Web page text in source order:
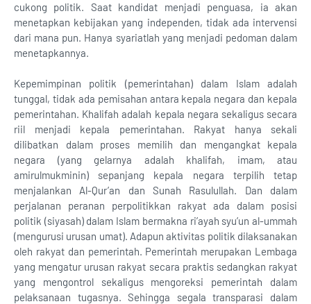
cukong politik. Saat kandidat menjadi penguasa, ia akan
menetapkan kebijakan yang independen, tidak ada intervensi
dari mana pun. Hanya syariatlah yang menjadi pedoman dalam
menetapkannya.
Kepemimpinan politik (pemerintahan) dalam Islam adalah
tunggal, tidak ada pemisahan antara kepala negara dan kepala
pemerintahan. Khalifah adalah kepala negara sekaligus secara
riil menjadi kepala pemerintahan. Rakyat hanya sekali
dilibatkan dalam proses memilih dan mengangkat kepala
negara (yang gelarnya adalah khalifah, imam, atau
amirulmukminin) sepanjang kepala negara terpilih tetap
menjalankan Al-Qur’an dan Sunah Rasulullah. Dan dalam
perjalanan peranan perpolitikkan rakyat ada dalam posisi
politik (siyasah) dalam Islam bermakna ri’ayah syu’un al-ummah
(mengurusi urusan umat). Adapun aktivitas politik dilaksanakan
oleh rakyat dan pemerintah. Pemerintah merupakan Lembaga
yang mengatur urusan rakyat secara praktis sedangkan rakyat
yang mengontrol sekaligus mengoreksi pemerintah dalam
pelaksanaan tugasnya. Sehingga segala transparasi dalam